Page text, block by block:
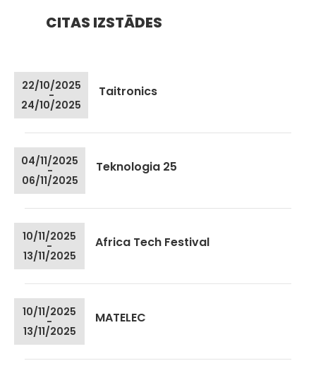
CITAS IZSTĀDES
22/10/2025
-
24/10/2025
Taitronics
04/11/2025
-
06/11/2025
Teknologia 25
10/11/2025
-
13/11/2025
Africa Tech Festival
10/11/2025
-
13/11/2025
MATELEC